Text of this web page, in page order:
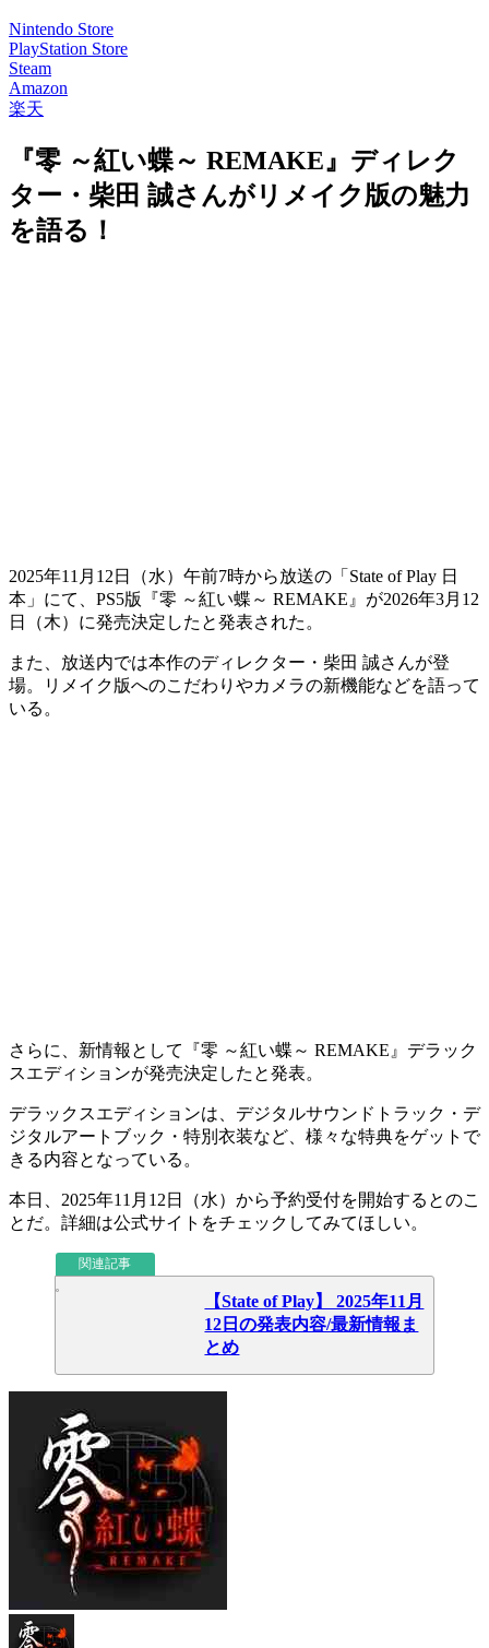
Nintendo Store
PlayStation Store
Steam
Amazon
楽天
『零 ～紅い蝶～ REMAKE』ディレク
ター・柴田 誠さんがリメイク版の魅力
を語る！
2025年11月12日（水）午前7時から放送の 「State of Play 日
本」 にて、PS5版『零 ～紅い蝶～ REMAKE』が2026年3月12
日（木） に発売決定したと発表された。
また、放送内では本作のディレクター・柴田 誠さんが登
場。
リメイク版へのこだわりやカメラの新機能などを語って
いる。
さらに、新情報として
『零 ～紅い蝶～ REMAKE』デラック
スエディションが発売決定したと発表。
デラックスエディションは、 デジタルサウンドトラック・デ
ジタルアートブック・特別衣装など、様々な特典をゲットで
きる内容となっている。
本日、 2025年11月12日（水） から予約受付を開始するとのこ
とだ。詳細は公式サイトをチェックしてみてほしい。
関連記事
【State of Play】 2025年11月
12日の発表内容/最新情報ま
とめ